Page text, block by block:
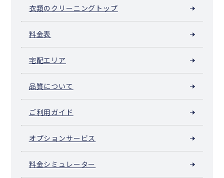
衣類のクリーニングトップ
料金表
宅配エリア
品質について
ご利用ガイド
オプションサービス
料金シミュレーター